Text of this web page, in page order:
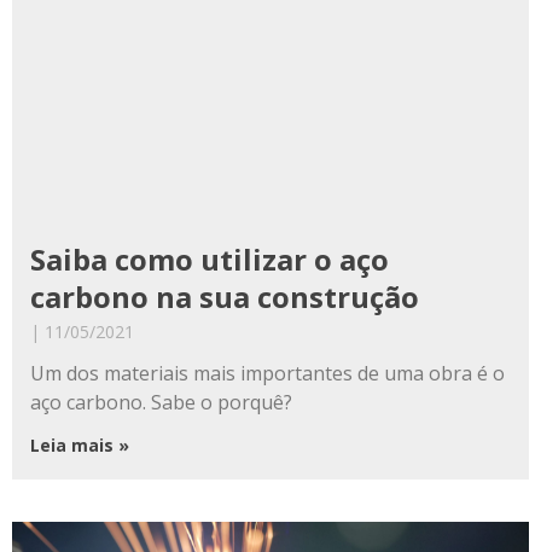
Saiba como utilizar o aço
carbono na sua construção
11/05/2021
Um dos materiais mais importantes de uma obra é o
aço carbono. Sabe o porquê?
Leia mais »